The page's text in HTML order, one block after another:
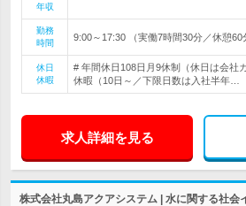
年収
勤務
時間
9:00～17:30 （実働7時間30分／休憩
休日
休暇
# 年間休日108日月9休制（休日は会社
休暇（10日～／下限日数は入社半年…
求人詳細を見る
株式会社丸島アクアシステム | 水に関する社会